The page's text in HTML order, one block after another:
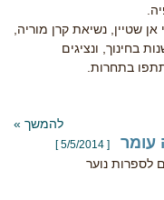
שטיין, נשיאת קרן מוריה,
בחינוך, ונציגים
בתחרות.
להמשך »
עומר [ 5/5/2014 ]